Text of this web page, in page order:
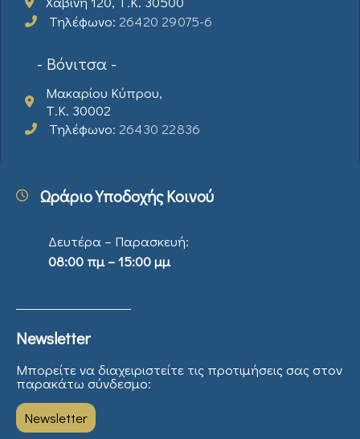
Τηλέφωνο: 26420 29075-6
- Βόνιτσα -
Μακαρίου Κύπρου,
Τ.Κ. 30002
Τηλέφωνο: 26430 22836
Ωράριο Υποδοχής Κοινού
Δευτέρα – Παρασκευή:
08:00 πμ – 15:00 μμ
Newsletter
Μπορείτε να διαχειριστείτε τις προτιμήσεις σας στον
παρακάτω σύνδεσμο:
Newsletter